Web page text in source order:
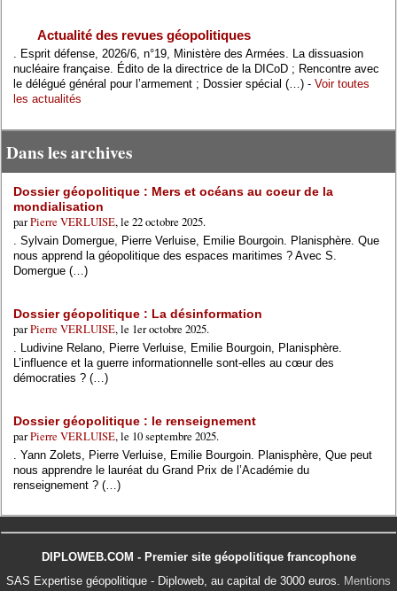
Actualité des revues géopolitiques
. Esprit défense, 2026/6, n°19, Ministère des Armées. La dissuasion
nucléaire française. Édito de la directrice de la DICoD ; Rencontre avec
le délégué général pour l’armement ; Dossier spécial (…) - Voir toutes
les actualités
Dans les archives
Dossier géopolitique : Mers et océans au coeur de la
mondialisation
parPierre VERLUISE, le 22 octobre 2025.
. Sylvain Domergue, Pierre Verluise, Emilie Bourgoin. Planisphère. Que
nous apprend la géopolitique des espaces maritimes ? Avec S.
Domergue (…)
Dossier géopolitique : La désinformation
parPierre VERLUISE, le 1er octobre 2025.
. Ludivine Relano, Pierre Verluise, Emilie Bourgoin, Planisphère.
L’influence et la guerre informationnelle sont-elles au cœur des
démocraties ? (…)
Dossier géopolitique : le renseignement
parPierre VERLUISE, le 10 septembre 2025.
. Yann Zolets, Pierre Verluise, Emilie Bourgoin. Planisphère, Que peut
nous apprendre le lauréat du Grand Prix de l’Académie du
renseignement ? (…)
DIPLOWEB.COM - Premier site géopolitique francophone
SAS Expertise géopolitique - Diploweb, au capital de 3000 euros. Mentions